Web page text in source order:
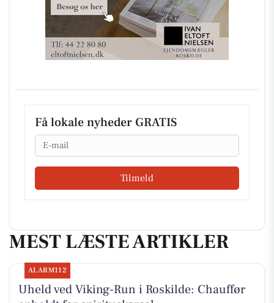
Få lokale nyheder GRATIS
Email
Tilmeld
MEST LÆSTE ARTIKLER
ALARM112
Uheld ved Viking-Run i Roskilde: Chauffør